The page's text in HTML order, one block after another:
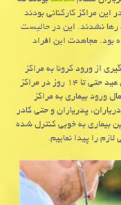
این مراکز کارکنانی بودند
رها نشدند. این در حالیست
بود. مجاهدت این افراد
از ورود کرونا به مراکز
تعویض شیفت پرسنل بود بعضی از آنها در روزهای عید حتی تا ۱۴ روز در مراکز
ورود بیماری به مراکز
پدریاران و حتی کادر
بیماری به خوبی کنترل شده
را پیدا نماییم.